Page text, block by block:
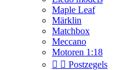
Maple Leaf
Märklin
Matchbox
Meccano
Motoren 1:18
  Postzegels